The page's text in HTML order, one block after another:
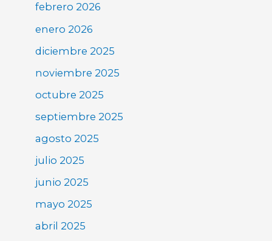
febrero 2026
enero 2026
diciembre 2025
noviembre 2025
octubre 2025
septiembre 2025
agosto 2025
julio 2025
junio 2025
mayo 2025
abril 2025